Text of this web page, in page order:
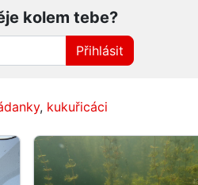
kolem tebe?
Přihlásit
, kukuřicáci